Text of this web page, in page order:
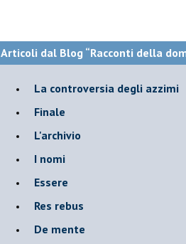
Articoli dal Blog “Racconti della
La controversia degli azzimi
Finale
L'archivio
I nomi
Essere
Res rebus
De mente